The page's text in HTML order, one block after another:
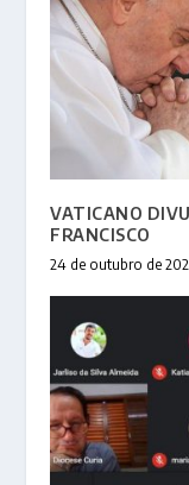
VATICANO
FRANCISCO
24 de outubro de